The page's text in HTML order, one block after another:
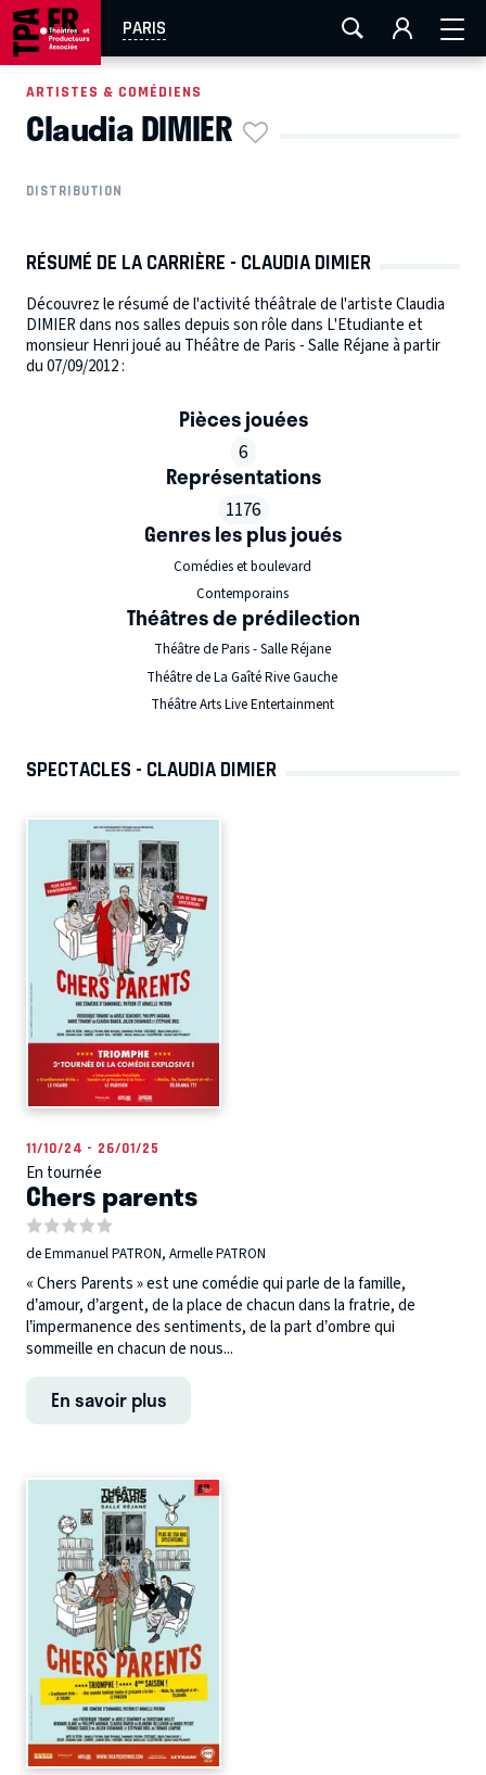
PARIS
AIX-MARSEILLE LA ROCHELLE
EN TOURNÉE
ARTISTES & COMÉDIENS
Claudia DIMIER
DISTRIBUTION
RÉSUMÉ DE LA CARRIÈRE - CLAUDIA DIMIER
Découvrez le résumé de l'activité théâtrale de l'artiste Claudia
DIMIER dans nos salles depuis son rôle dans L'Etudiante et
monsieur Henri joué au Théâtre de Paris - Salle Réjane à partir
du 07/09/2012 :
Pièces jouées
6
Représentations
1176
Genres les plus joués
Comédies et boulevard
Contemporains
Théâtres de prédilection
Théâtre de Paris - Salle Réjane
Théâtre de La Gaîté Rive Gauche
Théâtre Arts Live Entertainment
SPECTACLES - CLAUDIA DIMIER
11/10/24 - 26/01/25
En tournée
Chers parents
de Emmanuel PATRON, Armelle PATRON
« Chers Parents » est une comédie qui parle de la famille,
d’amour, d’argent, de la place de chacun dans la fratrie, de
l’impermanence des sentiments, de la part d’ombre qui
sommeille en chacun de nous...
En savoir plus